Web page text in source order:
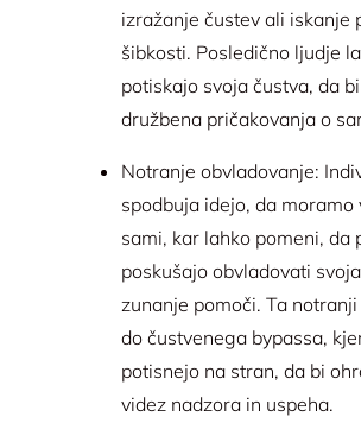
izražanje čustev ali iskanje
šibkosti. Posledično ljudje
potiskajo svoja čustva, da
družbena pričakovanja o
Notranje obvladovanje:
spodbuja idejo, da moramo
sami, kar lahko pomeni, da
poskušajo obvladovati
zunanje pomoči. Ta
do čustvenega bypassa,
potisnejo na stran, da bi
videz nadzora in uspeha.